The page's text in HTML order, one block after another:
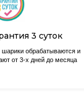
шарики обрабатываются и
от 3-х дней до месяца
3 суток